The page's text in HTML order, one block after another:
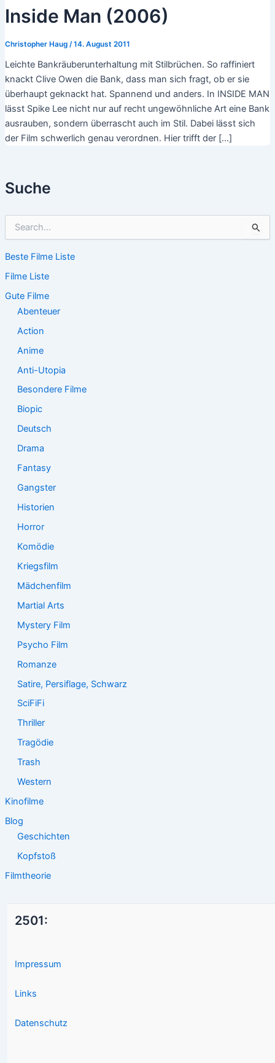
Suche
h
n
n
Beste Filme Liste
Filme Liste
Gute Filme
Abenteuer
Action
Anime
Anti-Utopia
Besondere Filme
Biopic
Deutsch
Drama
Fantasy
Gangster
Historien
Horror
Komödie
Kriegsfilm
Mädchenfilm
Martial Arts
Mystery Film
Psycho Film
Romanze
Satire, Persiflage, Schwarz
SciFiFi
Thriller
Tragödie
Trash
Western
Kinofilme
Blog
Geschichten
Kopfstoß
Filmtheorie
Inside Man (2006)
Christopher Haug /14. August 2011
Leichte Bankräuberunterhaltung mit Stilbrüchen. So raffiniert
knackt Clive Owen die Bank, dass man sich fragt, ob er sie
überhaupt geknackt hat. Spannend und anders. In INSIDE MAN
lässt Spike Lee nicht nur auf recht ungewöhnliche Art eine Bank
ausrauben, sondern überrascht auch im Stil. Dabei lässt sich
der Film schwerlich genau verordnen. Hier trifft der […]
2501:
Impressum
Links
Datenschutz